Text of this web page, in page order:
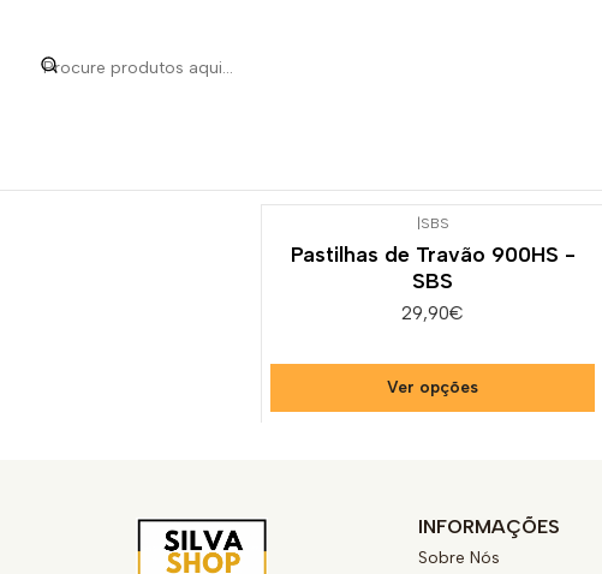
SBS
Pastilhas de Travão 900HS -
SBS
29,90€
Ver opções
INFORMAÇÕES
Sobre Nós